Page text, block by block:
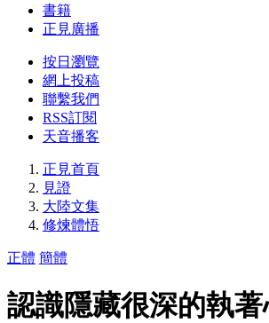
書籍
正見廣播
按日瀏覽
網上投稿
聯繫我們
RSS訂閱
天音播客
正見首頁
見證
大陸文集
修煉體悟
正體 簡體
認識隱藏很深的執著